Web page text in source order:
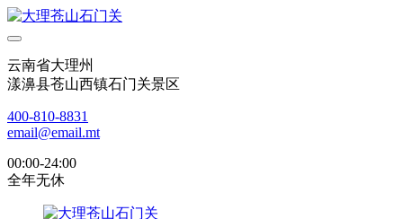
云南省大理州
漾濞县苍山西镇石门关景区
400-810-8831
email@email.mt
00:00-24:00
全年无休